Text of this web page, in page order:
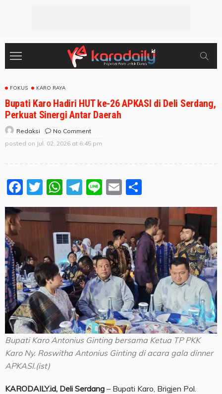
FOKUS KARO RAYA
Bupati Karo Hadiri HUT ke-26 APKASI di Deli Serdang,
Perkuat Sinergi Antar Daerah
Redaksi
No Comment
posted on Jul. 02, 2026 at 6:45 pm
Facebook
Twitter
WhatsApp
Telegram
LineEmail
Bupati Karo Antonius Ginting bersama Ketua TP PKK
Karo Ny. Roswitha Antonius Ginting di acara gala dinner
APKASI.(ist)
KARODAILY.id, Deli Serdang – Bupati Karo, Brigjen Pol.